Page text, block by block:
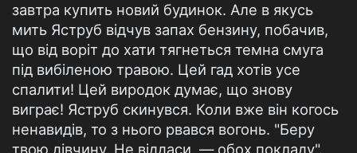
завтра купить новий будинок. Але в якусь
мить Яструб відчув запах бензину, побачив,
що від воріт до хати тягнеться темна смуга
під вибіленою травою. Цей гад хотів усе
спалити! Цей виродок думає, що знову
виграє! Яструб скинувся. Коли вже він когось
ненавидів, то з нього рвався вогонь. "Беру
твою дівчину. Не віддаси, — обох покладу".